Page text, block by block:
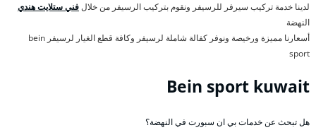
لدينا خدمة تركيب سيرفر للرسيفر ونقوم بتركيب الرسيفر من خلالفني ستلايت هندي
النهضة
أسعارنا مميزة ورخيصة ونوفر كفالة شاملة لرسيفر وكافة قطع الغيار لرسيفر bein
sport
Bein sport kuwait
هل تبحث عن خدمات بي ان سبورت في النهضة؟